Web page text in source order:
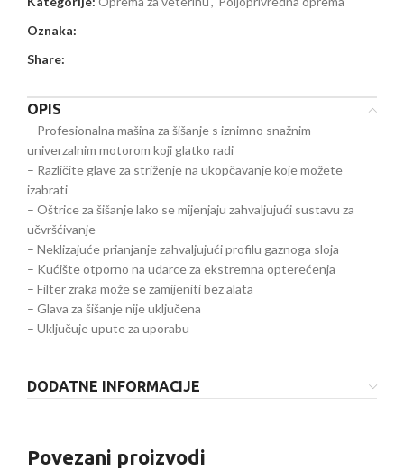
Oznaka:
Share:
OPIS
– Profesionalna mašina za šišanje s iznimno snažnim
univerzalnim motorom koji glatko radi
– Različite glave za striženje na ukopčavanje koje možete
izabrati
– Oštrice za šišanje lako se mijenjaju zahvaljujući sustavu za
učvršćivanje
– Neklizajuće prianjanje zahvaljujući profilu gaznoga sloja
– Kućište otporno na udarce za ekstremna opterećenja
– Filter zraka može se zamijeniti bez alata
– Glava za šišanje nije uključena
– Uključuje upute za uporabu
DODATNE INFORMACIJE
Povezani proizvodi